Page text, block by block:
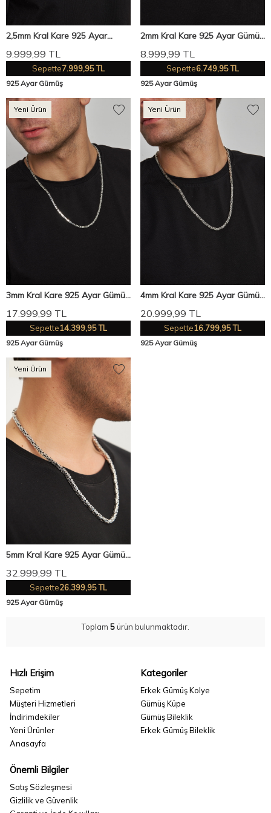
2,5mm Kral Kare 925 Ayar
317250
9.999,99 TL
Sepette7.999,95 TL
925 Ayar Gümüş
2mm Kral Kare 925 Ayar Gümüş
8.999,99 TL
Sepette6.749,95 TL
925 Ayar Gümüş
Yeni Ürün
3mm Kral Kare 925 Ayar Gümüş
17.999,99 TL
Sepette14.399,95 TL
925 Ayar Gümüş
Yeni Ürün
4mm Kral Kare 925 Ayar Gümüş
20.999,99 TL
Sepette16.799,95 TL
925 Ayar Gümüş
Yeni Ürün
5mm Kral Kare 925 Ayar Gümüş
32.999,99 TL
Sepette26.399,95 TL
925 Ayar Gümüş
Toplam 5ürün bulunmaktadır.
Hızlı Erişim
Sepetim
Müşteri Hizmetleri
İndirimdekiler
Yeni Ürünler
Anasayfa
Kategoriler
Erkek Gümüş Kolye
Gümüş Küpe
Gümüş Bileklik
Erkek Gümüş Bileklik
Önemli Bilgiler
Satış Sözleşmesi
Gizlilik ve Güvenlik